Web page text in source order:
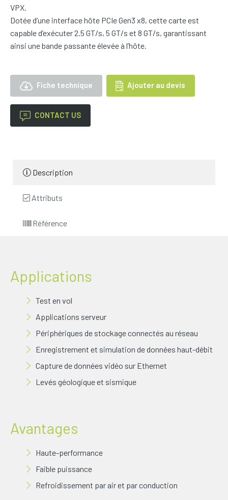
VPX.
Dotée d’une interface hôte PCIe Gen3 x8, cette carte est
capable d’exécuter 2.5 GT/s, 5 GT/s et 8 GT/s, garantissant
ainsi une bande passante élevée à l’hôte.
Fiche technique Ajouter au devis
CONTACT US
Description
Attributs
Référence
Applications
Test en vol
Applications serveur
Périphériques de stockage connectés au réseau
Enregistrement et simulation de données haut-débit
Capture de données vidéo sur Ethernet
Levés géologique et sismique
Avantages
Haute-performance
Faible puissance
Refroidissement par air et par conduction